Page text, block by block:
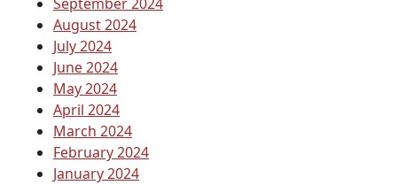
September 2024
August 2024
July 2024
June 2024
May 2024
April 2024
March 2024
February 2024
January 2024